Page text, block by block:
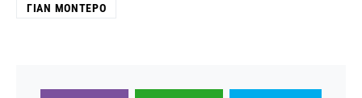
ΓΙΑΝ ΜΟΝΤΈΡΟ